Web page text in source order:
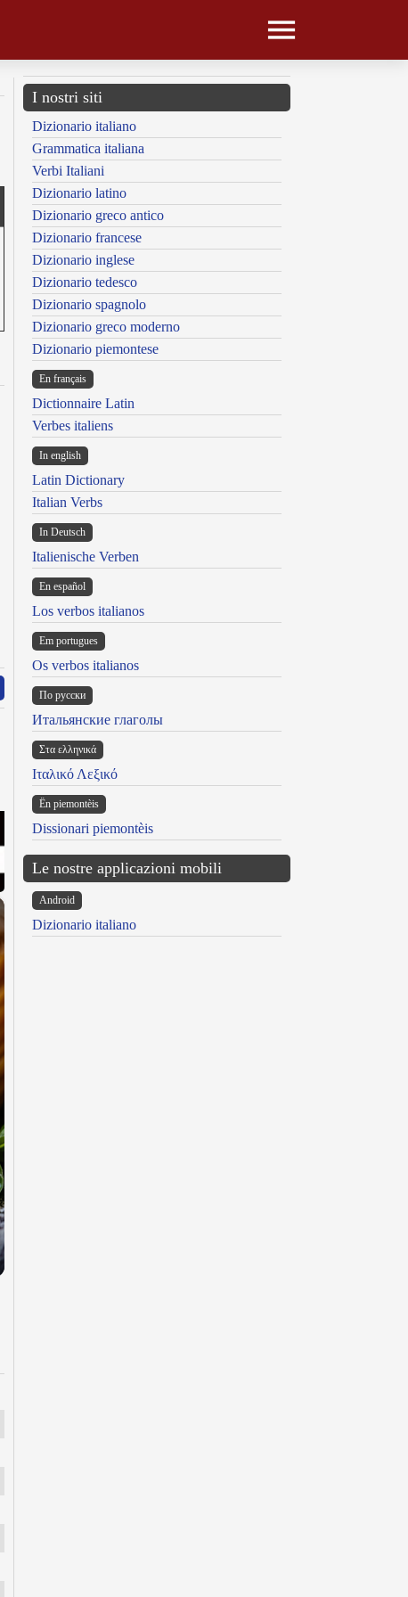
I nostri siti
Dizionario italiano
Grammatica italiana
Verbi Italiani
Dizionario latino
Dizionario greco antico
Dizionario francese
Dizionario inglese
Dizionario tedesco
Dizionario spagnolo
Dizionario greco moderno
Dizionario piemontese
En français
Dictionnaire Latin
Verbes italiens
In english
Latin Dictionary
Italian Verbs
In Deutsch
Italienische Verben
En español
Los verbos italianos
Em portugues
Os verbos italianos
По русски
Итальянские глаголы
Στα ελληνικά
Ιταλικό Λεξικό
Ën piemontèis
Dissionari piemontèis
Le nostre applicazioni mobili
Android
Dizionario italiano